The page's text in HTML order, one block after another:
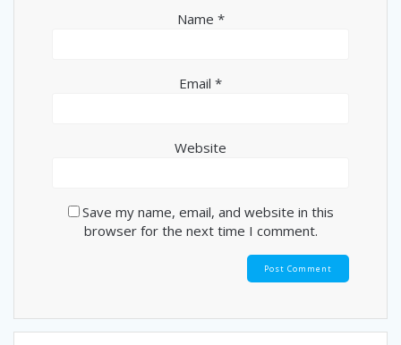
Name *
Email *
Website
Save my name, email, and website in this
browser for the next time I comment.